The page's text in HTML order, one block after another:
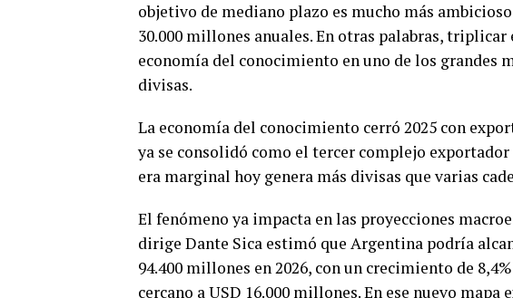
objetivo de mediano plazo es mucho más
30.000 millones anuales. En otras palabras,
economía del conocimiento en uno de los grandes
divisas.
La economía del conocimiento cerró 2025 con
ya se consolidó como el tercer complejo
era marginal hoy genera más divisas que varias
El fenómeno ya impacta en las proyecciones
dirige Dante Sica estimó que Argentina podría
94.400 millones en 2026, con un crecimiento de
cercano a USD 16.000 millones. En ese nuevo